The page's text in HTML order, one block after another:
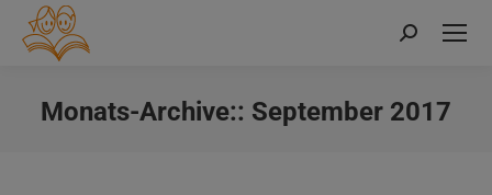
Search:
Monats-Archive:: September 2017